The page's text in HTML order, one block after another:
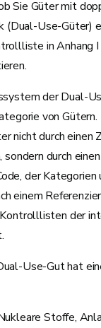
Sie Güter mit
(Dual-Use-Güter)
in Anhang
der Dual-
von
nicht durch einen
durch einen
der Kategorien
einem
der
Use-Gut hat
Stoffe,